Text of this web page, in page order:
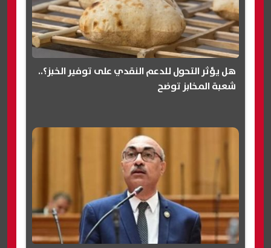
هل يؤثر التحول للدعم النقدي على توفير الخبز؟..
شعبة المخابز توضح